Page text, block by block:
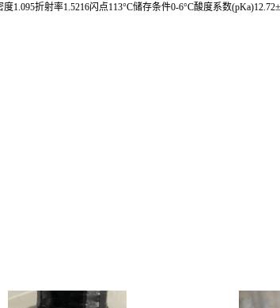
1.095折射率1.5216闪点113°C储存条件0-6°C酸度系数